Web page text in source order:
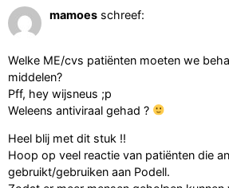
mamoes schreef:
Welke ME/cvs patiënten moeten we
middelen?
Pff, hey wijsneus ;p
Weleens antiviraal gehad ?
Heel blij met dit stuk !!
Hoop op veel reactie van patiënten die
gebruikt/gebruiken aan Podell.